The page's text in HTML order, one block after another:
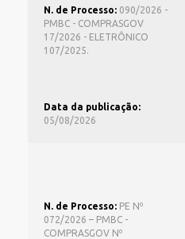
N. de Processo: 090/2026 -
PMBC - COMPRASGOV
17/2026 - ELETRÔNICO
107/2025.
Data da publicação:
05/08/2026
N. de Processo: PE Nº
072/2026 – PMBC -
COMPRASGOV Nº